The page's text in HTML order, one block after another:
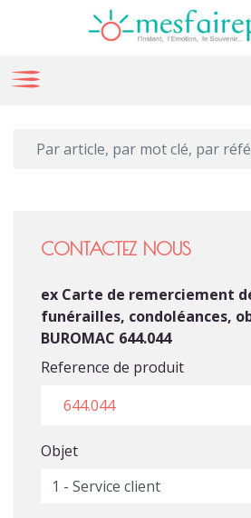
CONTACTEZ NOUS
ex Carte de remerciement
funérailles, condoléances,
BUROMAC 644.044
Reference de produit
Objet